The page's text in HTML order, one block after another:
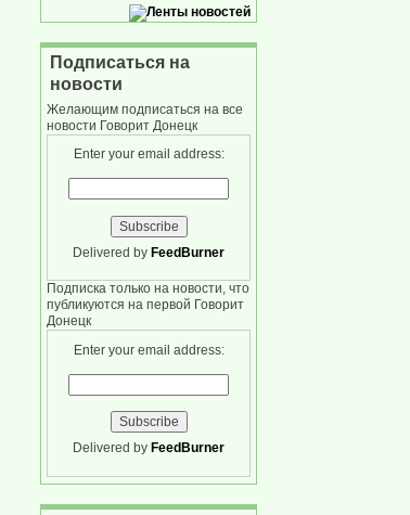
Подписаться на
новости
Желающим подписаться на все
новости Говорит Донецк
Enter your email address:
Delivered by FeedBurner
Подписка только на новости, что
публикуются на первой Говорит
Донецк
Enter your email address:
Delivered by FeedBurner